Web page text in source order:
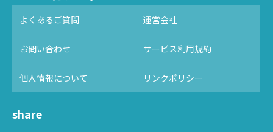
よくあるご質問 運営会社
お問い合わせ サービス利用規約
個人情報について リンクポリシー
share